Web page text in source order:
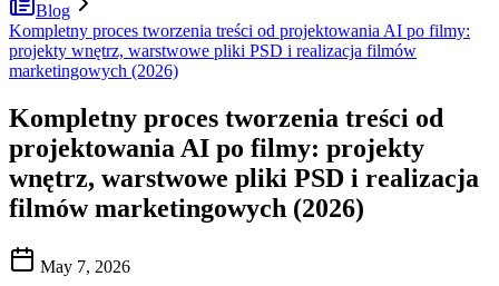
Blog
Kompletny proces tworzenia treści od projektowania AI po filmy:
projekty wnętrz, warstwowe pliki PSD i realizacja filmów
marketingowych (2026)
Kompletny proces tworzenia treści od
projektowania AI po filmy: projekty
wnętrz, warstwowe pliki PSD i realizacja
filmów marketingowych (2026)
May 7, 2026